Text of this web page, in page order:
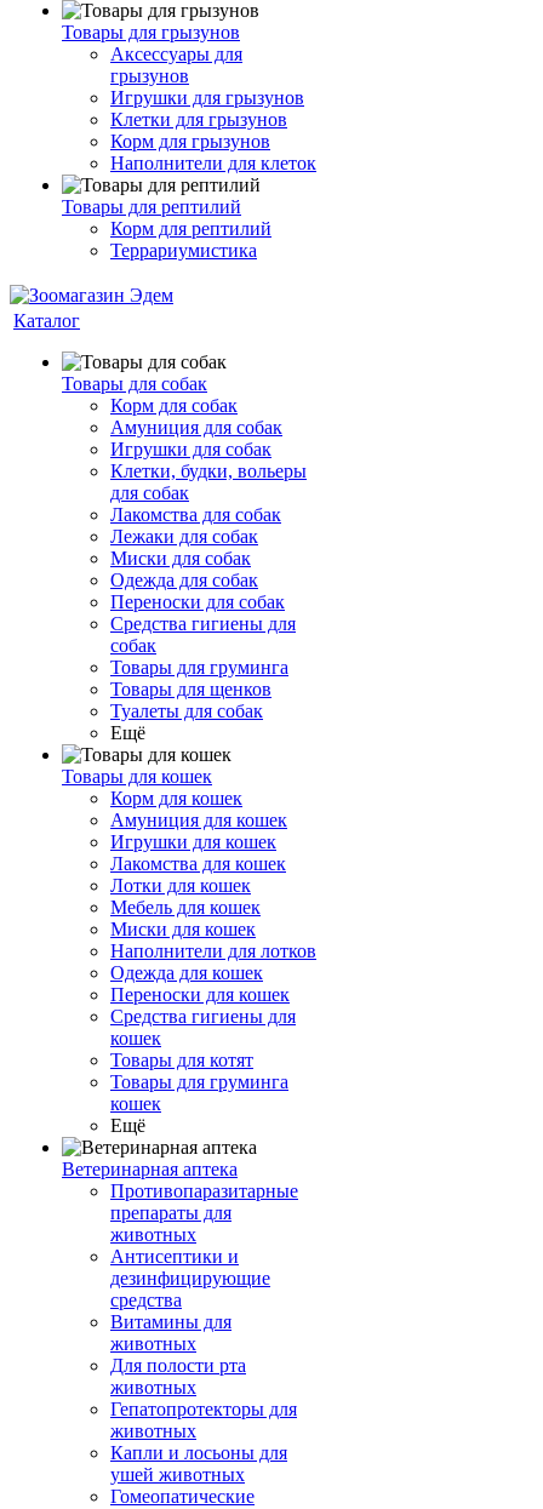
Товары для грызунов
Аксессуары для
грызунов
Игрушки для грызунов
Клетки для грызунов
Корм для грызунов
Наполнители для клеток
Товары для рептилий
Корм для рептилий
Террариумистика
Каталог
Товары для собак
Корм для собак
Амуниция для собак
Игрушки для собак
Клетки, будки, вольеры
для собак
Лакомства для собак
Лежаки для собак
Миски для собак
Одежда для собак
Переноски для собак
Средства гигиены для
собак
Товары для груминга
Товары для щенков
Туалеты для собак
Ещё
Товары для кошек
Корм для кошек
Амуниция для кошек
Игрушки для кошек
Лакомства для кошек
Лотки для кошек
Мебель для кошек
Миски для кошек
Наполнители для лотков
Одежда для кошек
Переноски для кошек
Средства гигиены для
кошек
Товары для котят
Товары для груминга
кошек
Ещё
Ветеринарная аптека
Противопаразитарные
препараты для
животных
Антисептики и
дезинфицирующие
средства
Витамины для
животных
Для полости рта
животных
Гепатопротекторы для
животных
Капли и лосьоны для
ушей животных
Гомеопатические